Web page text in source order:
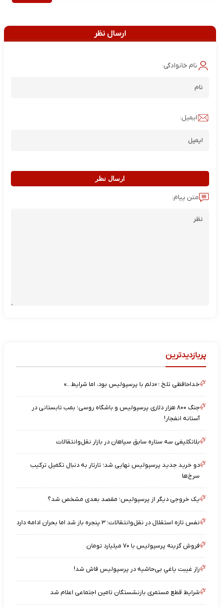
ارسال نظر
نام خانوادگی:
ایمیل:
ارسال نظر
متن پیام:
پربازدیدترین
خداحافظی تلخ ؛ «دلم با پرسپولیس بود، اما شرایط…»
جنگ ۸۰۰ هزار دلاری پرسپولیس و باشگاه روسی؛ بمب تابستانی در
آستانه انفجار!
بلاتکلیفی سه ستاره سابق سپاهان در بازار نقل‌وانتقالات
دو خرید جدید پرسپولیس نهایی شد؛ تارتار به دنبال تکمیل ترکیب
سرخ‌ها
یک خروجی دیگر از پرسپولیس؛ مقصد بعدی مشخص شد؟
نفس تازه استقلال در نقل‌وانتقالات؛ ۳ پنجره باز شد اما بحران ادامه دارد
فروش گزینه پرسپولیس با ۷۰ میلیارد تومان
راز غیبت یاغیِ بی‌حاشیه در پرسپولیس فاش شد!
شرایط قطع مستمری بازنشستگان تامین اجتماعی اعلام شد